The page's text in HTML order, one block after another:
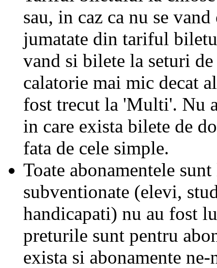
sau, in caz ca nu se
jumatate din tariful
vand si bilete la seturi
calatorie mai mic decat
fost trecut la 'Multi'. Nu
in care exista bilete de
fata de cele simple.
Toate abonamentele
subventionate (elevi,
handicapati) nu au fost
preturile sunt pentru
exista si abonamente